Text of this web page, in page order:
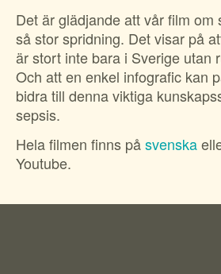
Det är glädjande att vår film om
så stor spridning. Det visar på
är stort inte bara i Sverige utan
Och att en enkel infografic kan
bidra till denna viktiga
sepsis.
Hela filmen finns påsvenska
Youtube.